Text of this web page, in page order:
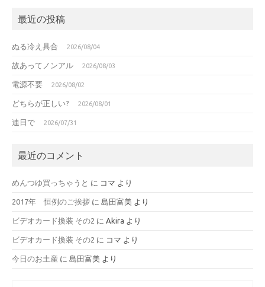
最近の投稿
ぬる冷え具合 2026/08/04
故あってノンアル 2026/08/03
電源不要 2026/08/02
どちらが正しい? 2026/08/01
連日で 2026/07/31
最近のコメント
めんつゆ買っちゃうと に コマ より
2017年 恒例のご挨拶 に 島田富美 より
ビデオカード換装 その2 に Akira より
ビデオカード換装 その2 に コマ より
今日のお土産 に 島田富美 より